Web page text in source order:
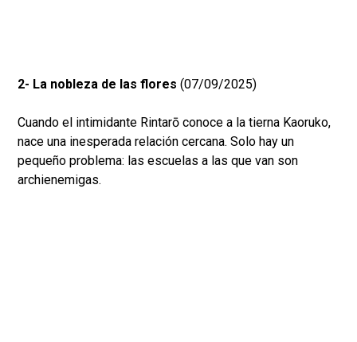
2- La nobleza de las flores (07/09/2025)
Cuando el intimidante Rintarō conoce a la tierna Kaoruko,
nace una inesperada relación cercana. Solo hay un
pequeño problema: las escuelas a las que van son
archienemigas.